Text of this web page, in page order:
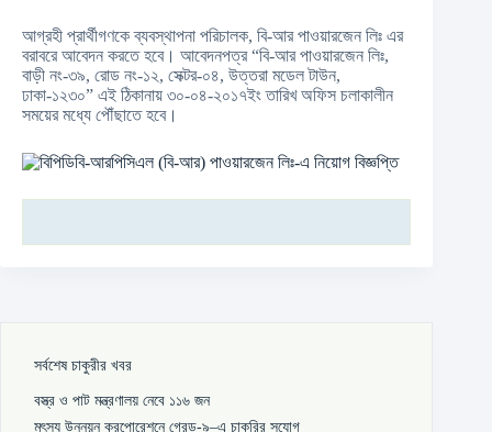
আগ্রহী প্রার্থীগণকে ব্যবস্থাপনা পরিচালক, বি-আর পাওয়ারজেন লিঃ এর
বরাবরে আবেদন করতে হবে। আবেদনপত্র “বি-আর পাওয়ারজেন লিঃ,
বাড়ী নং-৩৯, রোড নং-১২, সেক্টর-০৪, উত্তরা মডেল টাউন,
ঢাকা-১২৩০” এই ঠিকানায় ৩০-০৪-২০১৭ইং তারিখ অফিস চলাকালীন
সময়ের মধ্যে পৌঁছাতে হবে।
সর্বশেষ চাকুরীর খবর
বস্ত্র ও পাট মন্ত্রণালয় নেবে ১১৬ জন
মৎস্য উন্নয়ন করপোরেশনে গ্রেড-৯–এ চাকরির সুযোগ